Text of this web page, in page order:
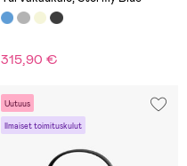
315,90 €
Uutuus
Ilmaiset toimituskulut